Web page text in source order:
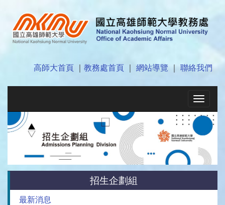
高師大首頁 教務處首頁 網站導覽 聯絡我們
Toggle
招生企劃組
最新消息